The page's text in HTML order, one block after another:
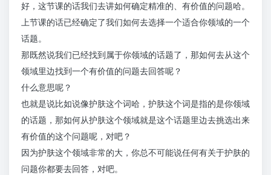
好，这节课的话我们去讲如何确定精准的、有价值的问题哈。
上节课的话已经确定了我们如何去选择一个适合你领域的一个
话题。
那既然说我们已经找到属于你领域的话题了，那如何去从这个
领域里边找到一个有价值的问题去回答呢？
什么意思呢？
也就是说比如说像护肤这个词哈，护肤这个词是指的是你领域
的话题，那如何从护肤这个领域就是这个话题里边去挑选出来
有价值的这个问题呢，对吧？
因为护肤这个领域非常的大，你总不可能说任何有关于护肤的
问题你都要去回答，对吧。